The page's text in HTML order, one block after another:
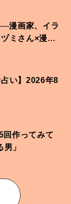
漫画家、イラ
ミさん×漫画
占い】2026年8
作ってみて
」